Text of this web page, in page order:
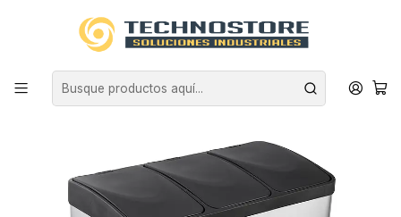
Inicio
BASUREROS ACERO INOXIDABLE
BASURERO ACERO INOXIDABLE TRIPLE 15 L X3 SOIN